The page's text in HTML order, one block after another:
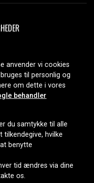
Nordic AB
anvender vi cookies
til personlig og
om dette i vores
behandler
du samtykke til alle
hvilke
benytte
tid ændres via dine
os.